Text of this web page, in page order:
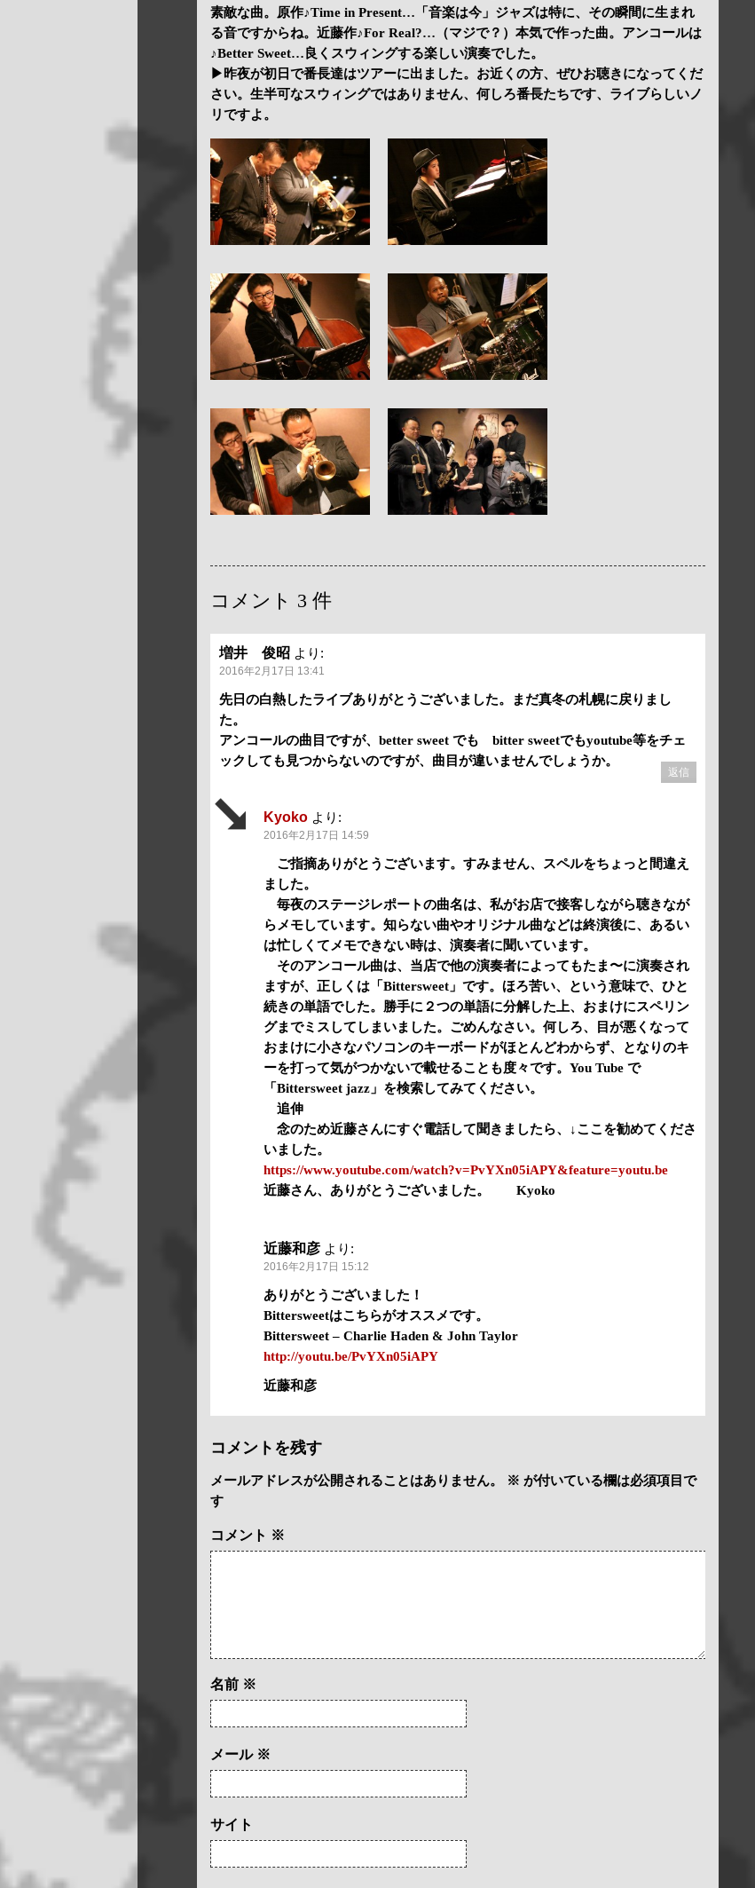
素敵な曲。原作♪Time in Present…「音楽は今」ジャズは特に、その瞬間に生まれ
る音ですからね。近藤作♪For Real?…（マジで？）本気で作った曲。アンコールは
♪Better Sweet…良くスウィングする楽しい演奏でした。
▶昨夜が初日で番長達はツアーに出ました。お近くの方、ぜひお聴きになってくだ
さい。生半可なスウィングではありません、何しろ番長たちです、ライブらしいノ
リですよ。
コメント 3 件
増井 俊昭 より:
2016年2月17日 13:41
先日の白熱したライブありがとうございました。まだ真冬の札幌に戻りまし
た。
アンコールの曲目ですが、better sweet でも bitter sweetでもyoutube等をチェ
ックしても見つからないのですが、曲目が違いませんでしょうか。
返信
Kyoko より:
2016年2月17日 14:59
ご指摘ありがとうございます。すみません、スペルをちょっと間違え
ました。
毎夜のステージレポートの曲名は、私がお店で接客しながら聴きなが
らメモしています。知らない曲やオリジナル曲などは終演後に、あるい
は忙しくてメモできない時は、演奏者に聞いています。
そのアンコール曲は、当店で他の演奏者によってもたま〜に演奏され
ますが、正しくは「Bittersweet」です。ほろ苦い、という意味で、ひと
続きの単語でした。勝手に２つの単語に分解した上、おまけにスペリン
グまでミスしてしまいました。ごめんなさい。何しろ、目が悪くなって
おまけに小さなパソコンのキーボードがほとんどわからず、となりのキ
ーを打って気がつかないで載せることも度々です。You Tube で
「Bittersweet jazz」を検索してみてください。
追伸
念のため近藤さんにすぐ電話して聞きましたら、↓ここを勧めてくださ
いました。
https://www.youtube.com/watch?v=PvYXn05iAPY&feature=youtu.be
近藤さん、ありがとうございました。 Kyoko
近藤和彦 より:
2016年2月17日 15:12
ありがとうございました！
Bittersweetはこちらがオススメです。
Bittersweet – Charlie Haden & John Taylor
http://youtu.be/PvYXn05iAPY
近藤和彦
コメントを残す
メールアドレスが公開されることはありません。 ※ が付いている欄は必須項目で
す
コメント ※
名前 ※
メール ※
サイト